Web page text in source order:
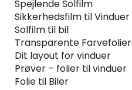
Spejlende Solfilm
Sikkerhedsfilm til Vinduer
Solfilm til bil
Transparente Farvefolier
Dit layout for vinduer
Prøver – folier til vinduer
Folie til Biler